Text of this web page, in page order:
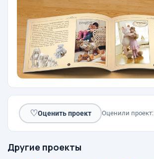
♡Оценить проект Оценили проект:
Другие проекты